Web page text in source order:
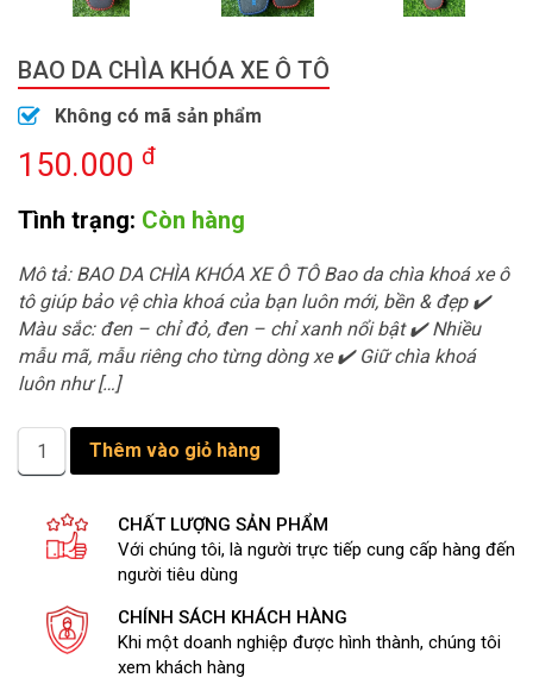
BAO DA CHÌA KHÓA XE Ô TÔ
Không có mã sản phẩm
150.000 đ
Tình trạng: Còn hàng
Mô tả: BAO DA CHÌA KHÓA XE Ô TÔ Bao da chìa khoá xe ô
tô giúp bảo vệ chìa khoá của bạn luôn mới, bền & đẹp ✔️
Màu sắc: đen – chỉ đỏ, đen – chỉ xanh nổi bật ✔️ Nhiều
mẫu mã, mẫu riêng cho từng dòng xe ✔️ Giữ chìa khoá
luôn như […]
Bao
da
khóa
lượng
Thêm vào giỏ hàng
CHẤT LƯỢNG SẢN PHẨM
Với chúng tôi, là người trực tiếp cung cấp hàng đến
người tiêu dùng
CHÍNH SÁCH KHÁCH HÀNG
Khi một doanh nghiệp được hình thành, chúng tôi
xem khách hàng